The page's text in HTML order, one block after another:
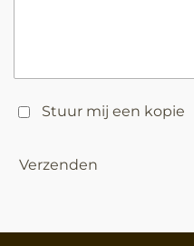
Stuur mij een kopie
Verzenden